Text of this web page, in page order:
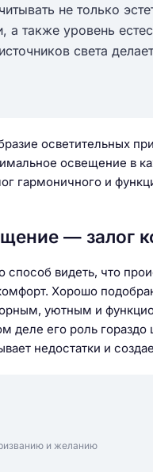
не только
а также уровень
света
осветительных
освещение в
гармоничного и
— залог
видеть, что
Хорошо
уютным и
деле его роль
недостатки и
и желанию